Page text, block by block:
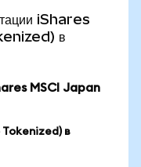
iShares
в
MSCI Japan
Tokenized) в